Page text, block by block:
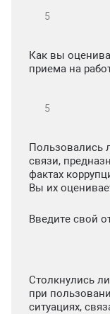
Как вы
приема на
Пользовались
связи,
фактах
Вы их
Введите свой
Столкнулись
при
ситуациях,